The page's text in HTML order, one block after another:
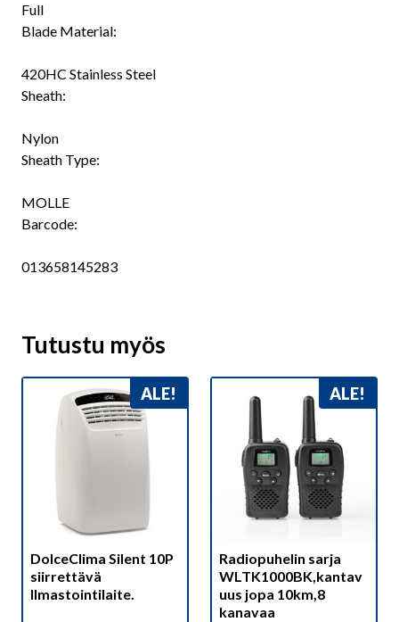
Full
Blade Material:
420HC Stainless Steel
Sheath:
Nylon
Sheath Type:
MOLLE
Barcode:
013658145283
Tutustu myös
ALE!
DolceClima Silent 10P
siirrettävä
Ilmastointilaite.
ALE!
Radiopuhelin sarja
WLTK1000BK,kantav
uus jopa 10km,8
kanavaa